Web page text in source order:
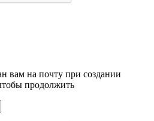
вам на почту при создании
продолжить